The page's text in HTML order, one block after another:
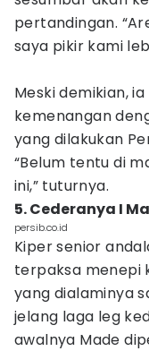
pertandingan.
saya pikir kami
Meski demikian,
kemenangan
yang dilakukan
“Belum tentu di
ini,” tuturnya.
5. Cederanya I
persib.co.id
Kiper senior
terpaksa menepi
yang dialaminya
jelang laga leg
awalnya Made